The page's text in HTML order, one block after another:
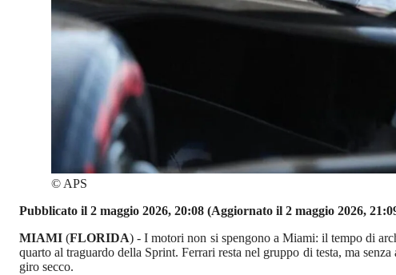
© APS
Pubblicato il 2 maggio 2026, 20:08 (Aggiornato il 2 maggio 2026,
MIAMI(FLORIDA) - I motori non si spengono a Miami: il tempo di
quarto al traguardo della Sprint. Ferrari resta nel gruppo di testa, ma
giro secco.